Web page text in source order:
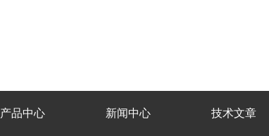
产品中心 新闻中心 技术文章